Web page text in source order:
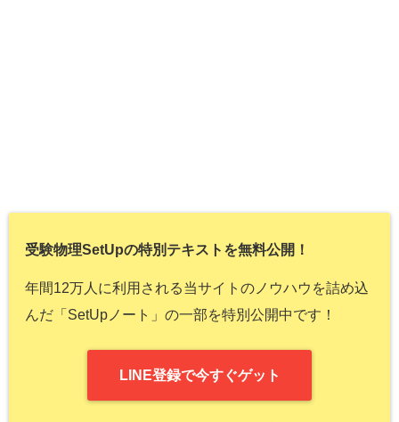
受験物理SetUpの特別テキストを無料公開！
年間12万人に利用される当サイトのノウハウを詰め込
んだ「SetUpノート」の一部を特別公開中です！
LINE登録で今すぐゲット